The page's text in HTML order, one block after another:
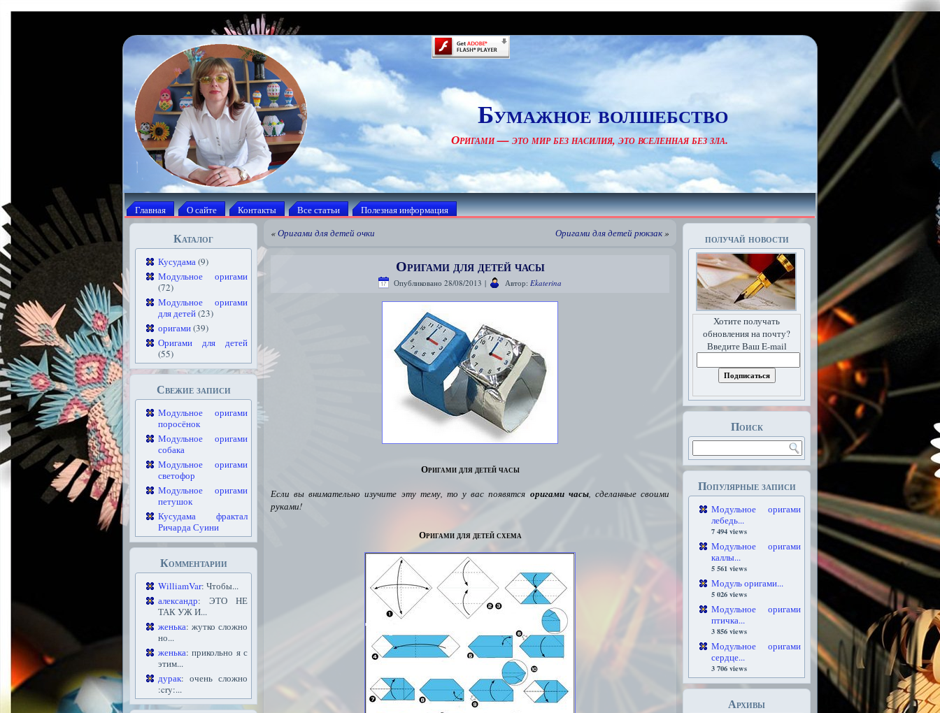
Бумажное волшебство
Оригами — это мир без насилия, это вселенная без зла.
Главная О сайте Контакты Все статьи Полезная информация
Каталог
Кусудама(9)
Модульное оригами
(72)
Модульное оригами
для детей(23)
оригами(39)
Оригами для детей
(55)
Свежие записи
Модульное оригами
поросёнок
Модульное оригами
собака
Модульное оригами
светофор
Модульное оригами
петушок
Кусудама фрактал
Ричарда Суини
Комментарии
WilliamVar: Чтобы...
александр: ЭТО НЕ
ТАК УЖ И...
женька: жутко сложно
но...
женька: прикольно я с
этим...
дурак: очень сложно
:cry:...
«Оригами для детей очки Оригами для детей рюкзак»
Оригами для детей часы
Опубликовано 28/08/2013 | Автор: Ekaterina
Оригами для детей часы
Если вы внимательно изучите эту тему, то у вас появятся оригами часы, сделанные своими
руками!
Оригами для детей схема
получай новости
Хотите получать
обновления на почту?
Введите Ваш E-mail
Поиск
Популярные записи
Модульное оригами
лебедь...
7 494 views
Модульное оригами
каллы...
5 561 views
Модуль оригами...
5 026 views
Модульное оригами
птичка...
3 856 views
Модульное оригами
сердце...
3 706 views
Архивы